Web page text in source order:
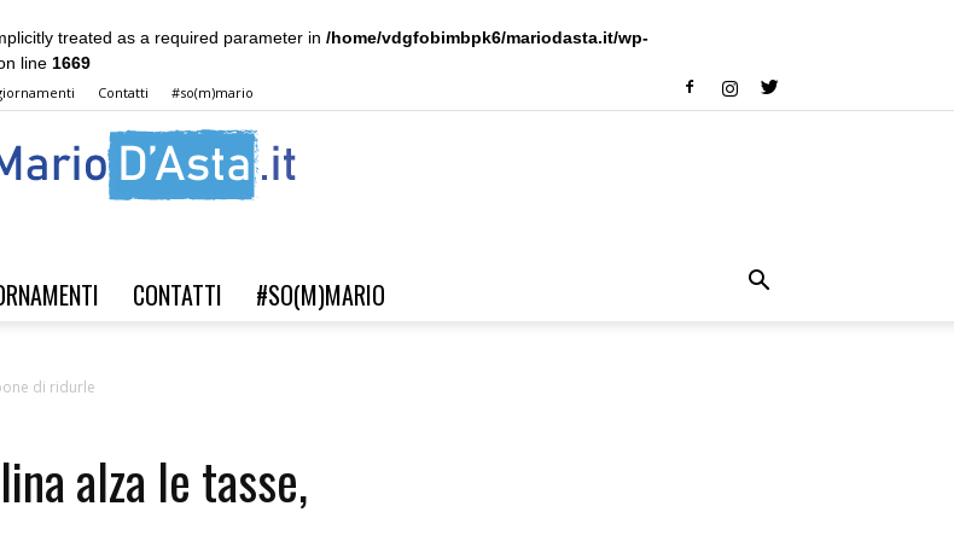
treated as a required parameter in /home/vdgfobimbpk6/mariodasta.it/wp-
line 1669
Contatti #so(m)mario
Verso
CONTATTI #SO(M)MARIO
di ridurle
alza le tasse,